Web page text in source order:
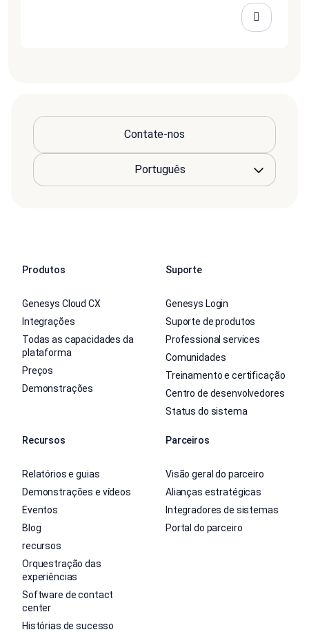
Contate-nos
Produtos
Genesys Cloud CX
Integrações
Todas as capacidades da
plataforma
Preços
Demonstrações
Suporte
Genesys Login
Suporte de produtos
Professional services
Comunidades
Treinamento e certificação
Centro de desenvolvedores
Status do sistema
Recursos
Relatórios e guias
Demonstrações e vídeos
Eventos
Blog
recursos
Orquestração das
experiências
Software de contact
center
Histórias de sucesso
Parceiros
Visão geral do parceiro
Alianças estratégicas
Integradores de sistemas
Portal do parceiro